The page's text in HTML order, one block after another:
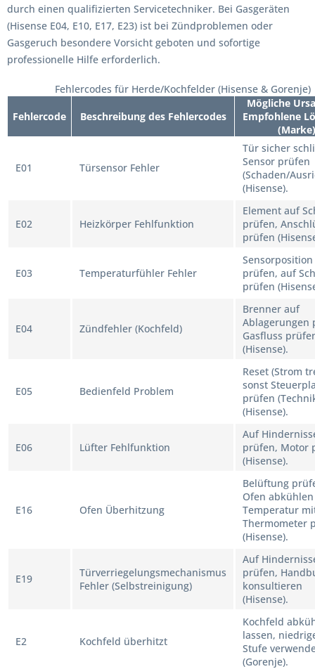
durch einen qualifizierten Servicetechniker. Bei Gasgeräten
(Hisense E04, E10, E17, E23) ist bei Zündproblemen oder
Gasgeruch besondere Vorsicht geboten und sofortige
professionelle Hilfe erforderlich.
Fehlercodes für Herde/Kochfelder (Hisense & Gorenje)
Fehlercode Beschreibung des Fehlercodes
Mögliche
Empfohlene
(Marke)
E01 Türsensor Fehler
Tür sicher
Sensor prüfen
(Schaden/
(Hisense).
E02 Heizkörper Fehlfunktion
Element auf
prüfen,
prüfen
E03 Temperaturfühler Fehler
Sensorposition
prüfen, auf
prüfen
E04 Zündfehler (Kochfeld)
Brenner auf
Ablagerungen
Gasfluss
(Hisense).
E05 Bedienfeld Problem
Reset (Strom
sonst
prüfen
(Hisense).
E06 Lüfter Fehlfunktion
Auf
prüfen, Motor
(Hisense).
E16 Ofen Überhitzung
Belüftung
Ofen
Temperatur
Thermometer
(Hisense).
E19
Türverriegelungsmechanismus
Fehler (Selbstreinigung)
Auf
prüfen,
konsultieren
(Hisense).
E2 Kochfeld überhitzt
Kochfeld
lassen,
Stufe
(Gorenje).